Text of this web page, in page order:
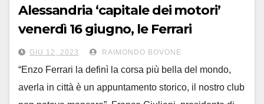
Alessandria ‘capitale dei motori’
venerdì 16 giugno, le Ferrari
attendono la tappa della “1000
Miglia”
GIU 12, 2023 RAIMONDO BOVONE
“Enzo Ferrari la definì la corsa più bella del mondo,
averla in città è un appuntamento storico, il nostro club